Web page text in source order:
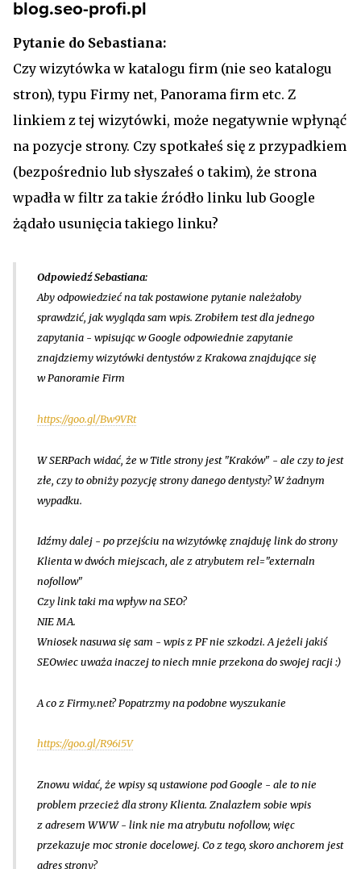
blog.seo-profi.pl
Pytanie do Sebastiana:
Czy wizytówka w katalogu firm (nie seo katalogu
stron), typu Firmy net, Panorama firm etc. Z
linkiem z tej wizytówki, może negatywnie wpłynąć
na pozycje strony. Czy spotkałeś się z przypadkiem
(bezpośrednio lub słyszałeś o takim), że strona
wpadła w filtr za takie źródło linku lub Google
żądało usunięcia takiego linku?
Odpowiedź Sebastiana:
Aby odpowiedzieć na tak postawione pytanie należałoby
sprawdzić, jak wygląda sam wpis. Zrobiłem test dla jednego
zapytania - wpisując w Google odpowiednie zapytanie
znajdziemy wizytówki dentystów z Krakowa znajdujące się
w Panoramie Firm
https://goo.gl/Bw9VRt
W SERPach widać, że w Title strony jest "Kraków" - ale czy to jest
złe, czy to obniży pozycję strony danego dentysty? W żadnym
wypadku.
Idźmy dalej - po przejściu na wizytówkę znajduję link do strony
Klienta w dwóch miejscach, ale z atrybutem rel="externaln
nofollow"
Czy link taki ma wpływ na SEO?
NIE MA.
Wniosek nasuwa się sam - wpis z PF nie szkodzi. A jeżeli jakiś
SEOwiec uważa inaczej to niech mnie przekona do swojej racji :)
A co z Firmy.net? Popatrzmy na podobne wyszukanie
https://goo.gl/R96i5V
Znowu widać, że wpisy są ustawione pod Google - ale to nie
problem przecież dla strony Klienta. Znalazłem sobie wpis
z adresem WWW - link nie ma atrybutu nofollow, więc
przekazuje moc stronie docelowej. Co z tego, skoro anchorem jest
adres strony?